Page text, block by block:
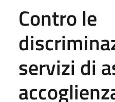
Contro le
servizi di